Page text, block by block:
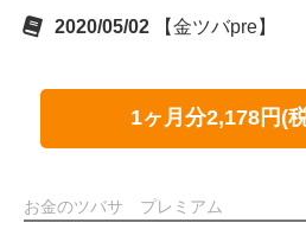
2020/05/02 【金ツバpre】
1ヶ月分2,178円(
お金のツバサ プレミアム